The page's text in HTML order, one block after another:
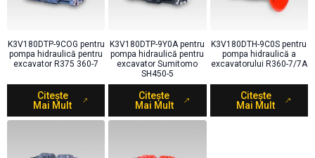
K3V180DTP-9COG pentru
pompa hidraulică pentru
excavator R375 360-7
Citește
Mai Mult
K3V180DTP-9Y0A pentru
pompa hidraulică pentru
excavator Sumitomo
SH450-5
Citește
Mai Mult
K3V180DTH-9C0S pentru
pompa hidraulică a
excavatorului R360-7/7A
Citește
Mai Mult